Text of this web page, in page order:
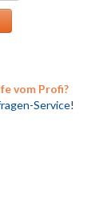
vom Profi?
Service!